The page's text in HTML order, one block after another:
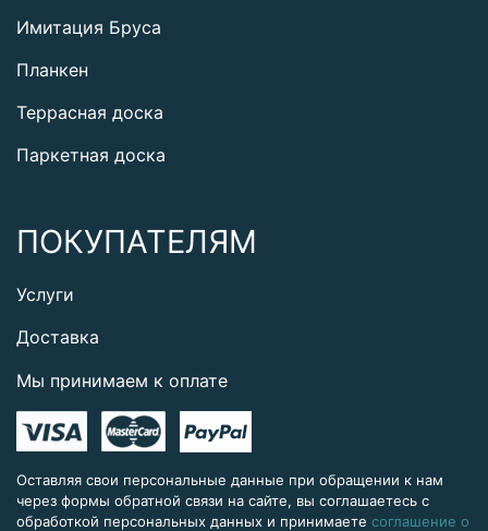
Имитация Бруса
Планкен
Террасная доска
Паркетная доска
ПОКУПАТЕЛЯМ
Услуги
Доставка
Мы принимаем к оплате
Оставляя свои персональные данные при обращении к нам
через формы обратной связи на сайте, вы соглашаетесь с
обработкой персональных данных и принимаете соглашение о